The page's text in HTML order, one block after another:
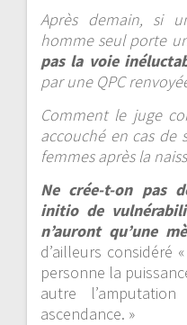
Après demain, si
homme seul porte
pas la voie
par une QPC
Comment le juge
accouché en cas de
femmes après la
Ne crée-t-on pas
initio de
n’auront qu’une
d’ailleurs considéré
personne la
autre
ascendance. »